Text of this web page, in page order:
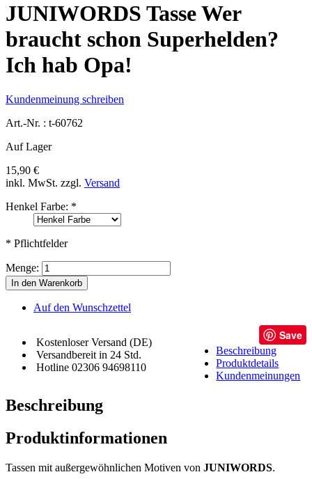
JUNIWORDS Tasse Wer
braucht schon Superhelden?
Ich hab Opa!
Kundenmeinung schreiben
Art.-Nr. : t-60762
Auf Lager
15,90 €
inkl. MwSt. zzgl. Versand
Henkel Farbe: *
* Pflichtfelder
Menge:
In den Warenkorb
Auf den Wunschzettel
Kostenloser Versand (DE)
Versandbereit in 24 Std.
Hotline 02306 94698110
Save
Beschreibung
Produktdetails
Kundenmeinungen
Beschreibung
Produktinformationen
Tassen mit außergewöhnlichen Motiven von JUNIWORDS.